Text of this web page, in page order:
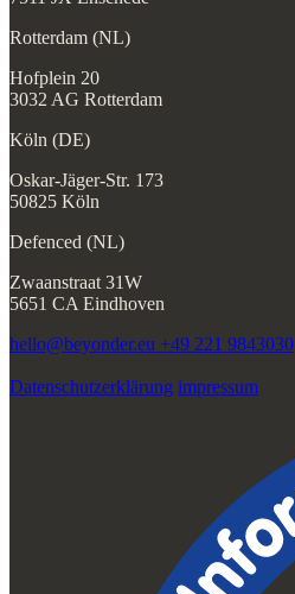
Rotterdam (NL)
Hofplein 20
3032 AG Rotterdam
Köln (DE)
Oskar-Jäger-Str. 173
50825 Köln
Defenced (NL)
Zwaanstraat 31W
5651 CA Eindhoven
hello@beyonder.eu +49 221 9843030
Datenschutzerklärung impressum